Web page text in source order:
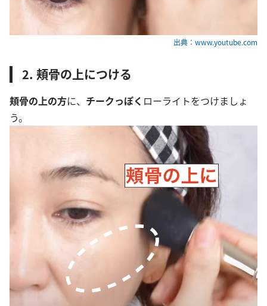
出典：www.youtube.com
2. 頬骨の上につける
頬骨の上の方に、 チークっぽく ローライトをつけましょ
う。